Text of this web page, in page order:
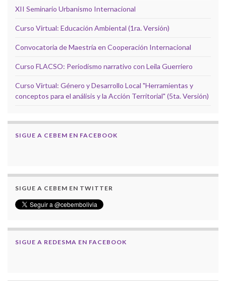
XII Seminario Urbanismo Internacional
Curso Virtual: Educación Ambiental (1ra. Versión)
Convocatoria de Maestría en Cooperación Internacional
Curso FLACSO: Periodismo narrativo con Leila Guerriero
Curso Virtual: Género y Desarrollo Local "Herramientas y
conceptos para el análisis y la Acción Territorial" (5ta. Versión)
SIGUE A CEBEM EN FACEBOOK
SIGUE A CEBEM EN TWITTER
SIGUE A REDESMA EN FACEBOOK